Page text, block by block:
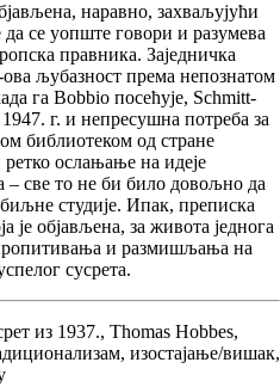
наравно, захваљујући
се уопште говори и разумева
правника. Заједничка
љубазност према непознатом
га Bobbio посећује, Schmitt-
г. и непресушна потреба за
библиотеком од стране
ослањање на идеје
– све то не би било довољно да
студије. Ипак, преписка
је објављена, за живота једнога
и размишљања на
сусрета.
из 1937., Thomas Hobbes,
изостајање/вишак,